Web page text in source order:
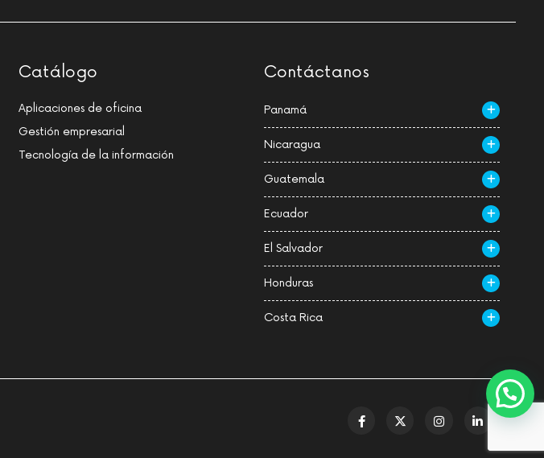
Catálogo
Aplicaciones de oficina
Gestión empresarial
Tecnología de la información
Contáctanos
Panamá
Nicaragua
Guatemala
Ecuador
El Salvador
Honduras
Costa Rica